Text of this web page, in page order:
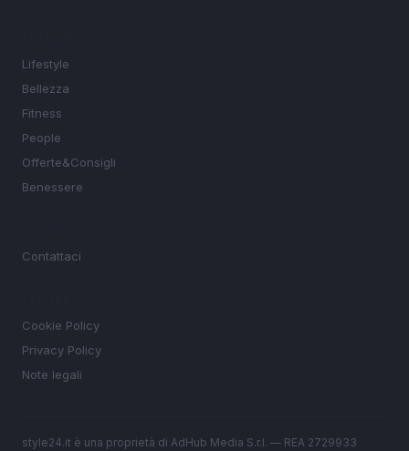
Lifestyle
Bellezza
Fitness
People
Offerte&Consigli
Benessere
Contattaci
Cookie Policy
Privacy Policy
Note legali
style24.it è una proprietà di AdHub Media S.r.l. — REA 2729933